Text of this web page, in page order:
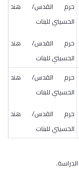
حرم القدس/ هند
الحسيني للبنات
حرم القدس/ هند
الحسيني للبنات
حرم القدس/ هند
الحسيني للبنات
حرم القدس/ هند
الحسيني للبنات